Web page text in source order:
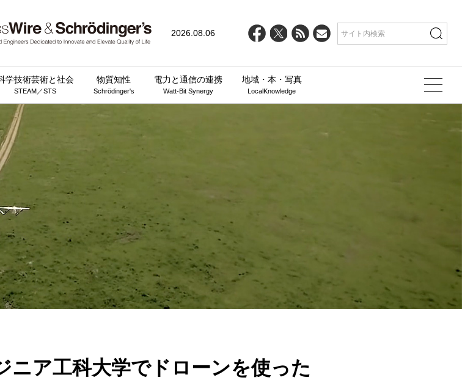
2026.08.06
学技術芸術と社会
STEAM／STS
物質知性
Schrödinger's
電力と通信の連携
Watt-Bit Synergy
地域・本・写真
LocalKnowledge
ニア工科大学でドローンを使った